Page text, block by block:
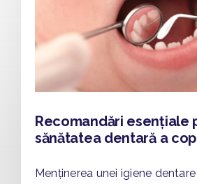
Recomandări esențiale
sănătatea dentară a
Menținerea unei igiene